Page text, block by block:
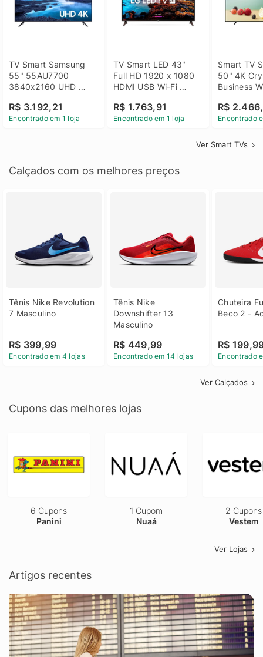
TV Smart Samsung
55" 55AU7700
3840x2160 UHD
Bluetooth
R$ 3.192,21
Encontrado em 1 loja
TV Smart LED 43"
Full HD 1920 x 1080
HDMI USB Wi-Fi
43LM631C0SB LG
R$ 1.763,91
Encontrado em 1 loja
Smart TV
50" 4K
Business
R$
Encontrado
Ver Smart TVs
Calçados com os melhores preços
Tênis Nike Revolution
7 Masculino
R$ 399,99
Encontrado em 4 lojas
Tênis Nike
Downshifter 13
Masculino
R$ 449,99
Encontrado em 14 lojas
Chuteira
Beco 2 -
R$
Encontrado
Ver Calçados
Cupons das melhores lojas
6 Cupons
Panini
1 Cupom
Nuaá
2 Cupons
Vestem
Ver Lojas
Artigos recentes